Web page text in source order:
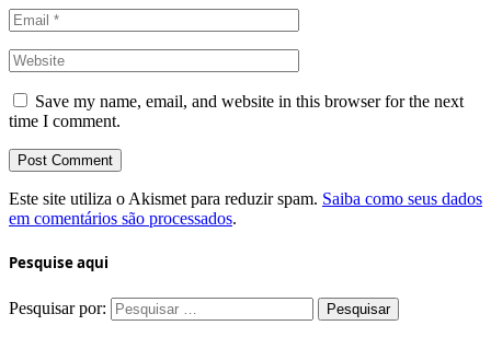
Save my name, email, and website in this browser for the next
time I comment.
Este site utiliza o Akismet para reduzir spam. Saiba como seus dados
em comentários são processados.
Pesquise aqui
Pesquisar por: